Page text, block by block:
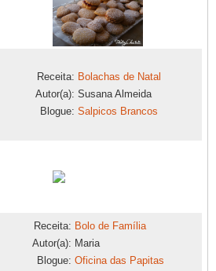
Receita: Bolachas de Natal
Autor(a): Susana Almeida
Blogue: Salpicos Brancos
Receita: Bolo de Família
Autor(a): Maria
Blogue: Oficina das Papitas